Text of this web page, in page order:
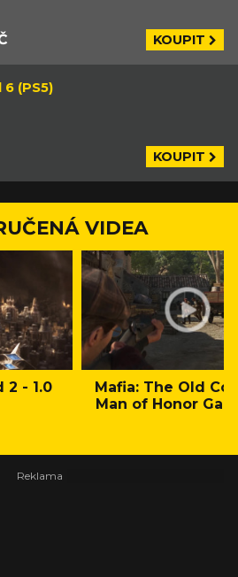
KOUPIT
(PS5)
KOUPIT
VIDEA
2 - 1.0
Mafia: The Old
Man of Honor